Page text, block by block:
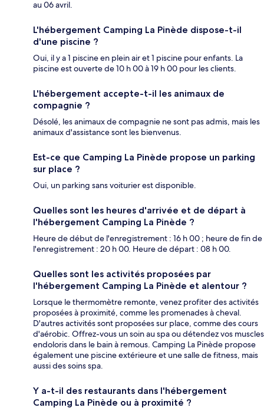
au 06 avril.
L'hébergement Camping La Pinède dispose-t-il
d'une piscine ?
Oui, il y a 1 piscine en plein air et 1 piscine pour enfants. La
piscine est ouverte de 10 h 00 à 19 h 00 pour les clients.
L'hébergement accepte-t-il les animaux de
compagnie ?
Désolé, les animaux de compagnie ne sont pas admis, mais les
animaux d'assistance sont les bienvenus.
Est-ce que Camping La Pinède propose un parking
sur place ?
Oui, un parking sans voiturier est disponible.
Quelles sont les heures d'arrivée et de départ à
l'hébergement Camping La Pinède ?
Heure de début de l'enregistrement : 16 h 00 ; heure de fin de
l'enregistrement : 20 h 00. Heure de départ : 08 h 00.
Quelles sont les activités proposées par
l'hébergement Camping La Pinède et alentour ?
Lorsque le thermomètre remonte, venez profiter des activités
proposées à proximité, comme les promenades à cheval.
D'autres activités sont proposées sur place, comme des cours
d'aérobic. Offrez-vous un soin au spa ou détendez vos muscles
endoloris dans le bain à remous. Camping La Pinède propose
également une piscine extérieure et une salle de fitness, mais
aussi des soins spa.
Y a-t-il des restaurants dans l'hébergement
Camping La Pinède ou à proximité ?